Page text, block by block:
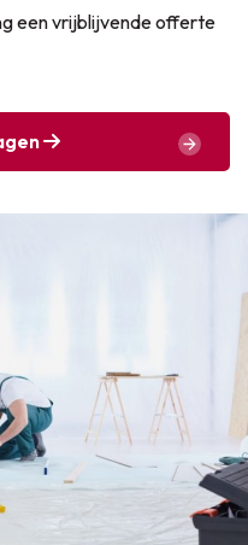
een vrijblijvende offerte